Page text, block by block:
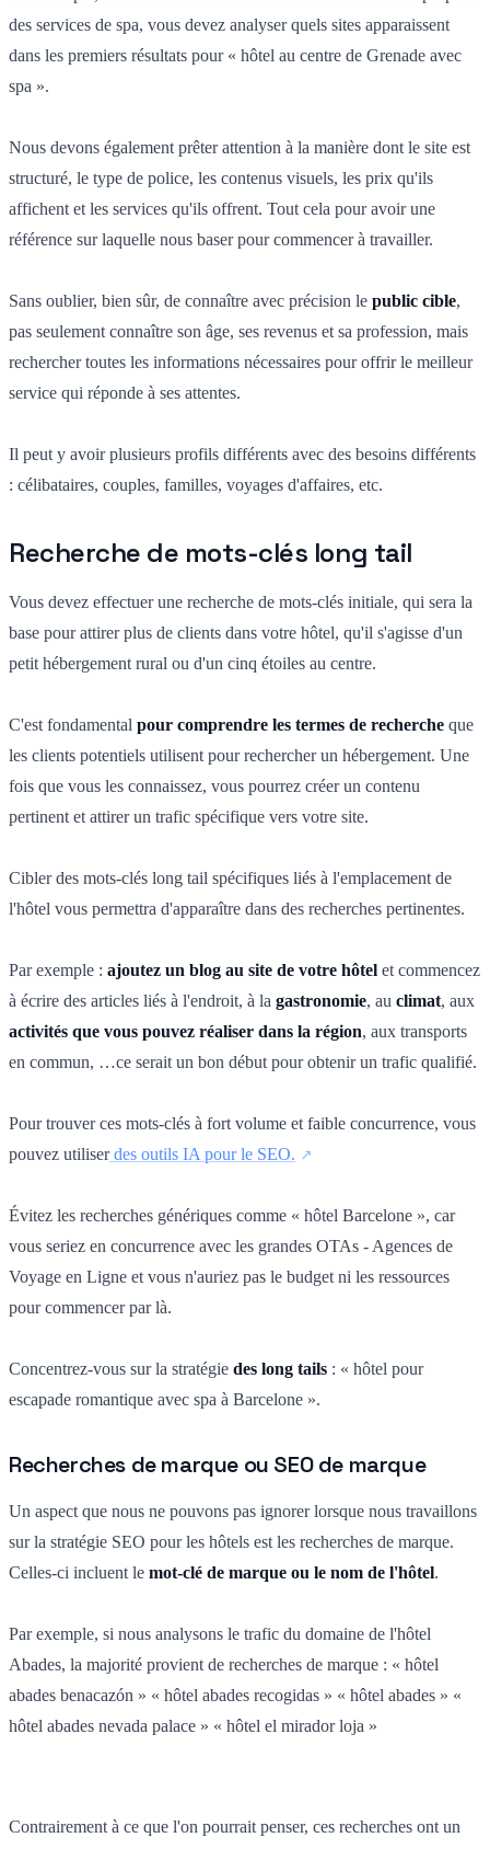
des services de spa, vous devez analyser quels sites apparaissent
dans les premiers résultats pour « hôtel au centre de Grenade avec
spa ».
Nous devons également prêter attention à la manière dont le site est
structuré, le type de police, les contenus visuels, les prix qu'ils
affichent et les services qu'ils offrent. Tout cela pour avoir une
référence sur laquelle nous baser pour commencer à travailler.
Sans oublier, bien sûr, de connaître avec précision le public cible,
pas seulement connaître son âge, ses revenus et sa profession, mais
rechercher toutes les informations nécessaires pour offrir le meilleur
service qui réponde à ses attentes.
Il peut y avoir plusieurs profils différents avec des besoins différents
: célibataires, couples, familles, voyages d'affaires, etc.
Recherche de mots-clés long tail
Vous devez effectuer une recherche de mots-clés initiale, qui sera la
base pour attirer plus de clients dans votre hôtel, qu'il s'agisse d'un
petit hébergement rural ou d'un cinq étoiles au centre.
C'est fondamental pour comprendre les termes de recherche que
les clients potentiels utilisent pour rechercher un hébergement. Une
fois que vous les connaissez, vous pourrez créer un contenu
pertinent et attirer un trafic spécifique vers votre site.
Cibler des mots-clés long tail spécifiques liés à l'emplacement de
l'hôtel vous permettra d'apparaître dans des recherches pertinentes.
Par exemple : ajoutez un blog au site de votre hôtel et commencez
à écrire des articles liés à l'endroit, à la gastronomie, au climat, aux
activités que vous pouvez réaliser dans la région, aux transports
en commun, …ce serait un bon début pour obtenir un trafic qualifié.
Pour trouver ces mots-clés à fort volume et faible concurrence, vous
pouvez utiliser des outils IA pour le SEO.
Évitez les recherches génériques comme « hôtel Barcelone », car
vous seriez en concurrence avec les grandes OTAs - Agences de
Voyage en Ligne et vous n'auriez pas le budget ni les ressources
pour commencer par là.
Concentrez-vous sur la stratégie des long tails : « hôtel pour
escapade romantique avec spa à Barcelone ».
Recherches de marque ou SEO de marque
Un aspect que nous ne pouvons pas ignorer lorsque nous travaillons
sur la stratégie SEO pour les hôtels est les recherches de marque.
Celles-ci incluent le mot-clé de marque ou le nom de l'hôtel.
Par exemple, si nous analysons le trafic du domaine de l'hôtel
Abades, la majorité provient de recherches de marque : « hôtel
abades benacazón » « hôtel abades recogidas » « hôtel abades » «
hôtel abades nevada palace » « hôtel el mirador loja »
Contrairement à ce que l'on pourrait penser, ces recherches ont un